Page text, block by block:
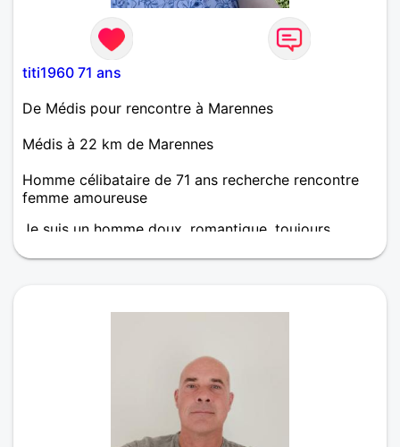
titi1960 71 ans
De Médis pour rencontre à Marennes
Médis à 22 km de Marennes
Homme célibataire de 71 ans recherche rencontre
femme amoureuse
Je suis un homme doux, romantique, toujours
prêt à réchauffer le coeur de la femme qui le